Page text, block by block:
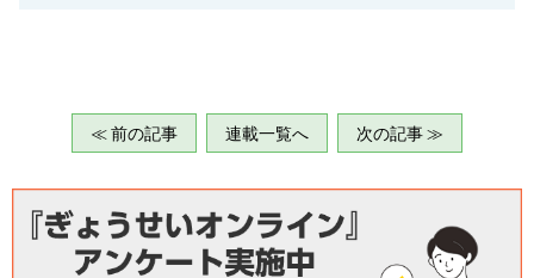
≪ 前の記事 連載一覧へ 次の記事 ≫